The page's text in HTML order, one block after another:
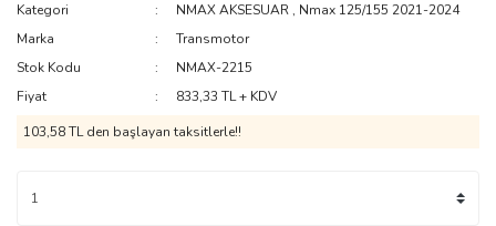
Kategori NMAX AKSESUAR , Nmax 125/155 2021-2024
Marka
Transmotor
Stok Kodu
NMAX-2215
Fiyat
833,33 TL + KDV
103,58 TL den başlayan taksitlerle!!